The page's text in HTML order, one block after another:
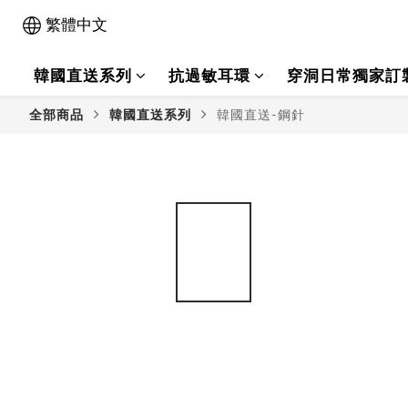
繁體中文
韓國直送系列 抗過敏耳環 穿洞日常獨家訂
全部商品 韓國直送系列 韓國直送-鋼針